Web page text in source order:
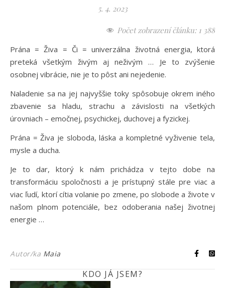
5. 4. 2023
Počet zobrazení článku: 1 388
Prána = Živa = Či = univerzálna životná energia, ktorá
preteká všetkým živým aj neživým … Je to zvýšenie
osobnej vibrácie, nie je to pôst ani nejedenie.
Naladenie sa na jej najvyššie toky spôsobuje okrem iného
zbavenie sa hladu, strachu a závislosti na všetkých
úrovniach – emočnej, psychickej, duchovej a fyzickej.
Prána = Živa je sloboda, láska a kompletné vyživenie tela,
mysle a ducha.
Je to dar, ktorý k nám prichádza v tejto dobe na
transformáciu spoločnosti a je prístupný stále pre viac a
viac ľudí, ktorí cítia volanie po zmene, po slobode a živote v
našom plnom potenciále, bez odoberania našej životnej
energie …
Autor/ka Maia
KDO JÁ JSEM?